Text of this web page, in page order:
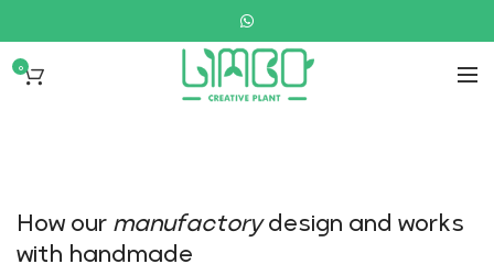
0
How ourmanufactorydesign and works
with handmade